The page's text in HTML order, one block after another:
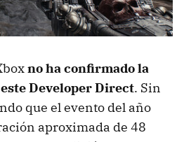
no ha confirmado la
Developer Direct. Sin
que el evento del año
aproximada de 48